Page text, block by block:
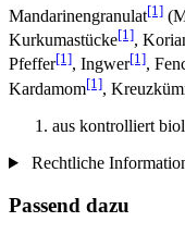
Mandarinengranulat[1]
Kurkumastücke[1],
Pfeffer[1], Ingwer[1],
Kardamom[1],
aus kontrolliert
Rechtliche
Passend dazu